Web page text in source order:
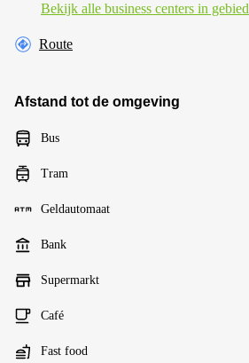
Bekijk alle business centers in gebied
Route
Afstand tot de omgeving
Bus
Tram
Geldautomaat
Bank
Supermarkt
Café
Fast food